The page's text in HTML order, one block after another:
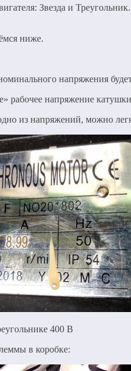
Звезда и
ниже.
напряжения
рабочее напряжение
из напряжений, можно
400 В
в коробке: